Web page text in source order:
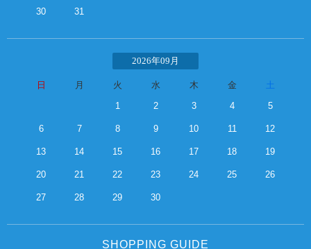
30 31
2026年09月
日 月 火 水 木 金
1
2 3 4 5
6 7 8 9 10 11 12
13 14 15 16 17 18 19
20 21 22 23 24 25 26
27 28 29 30
SHOPPING GUIDE